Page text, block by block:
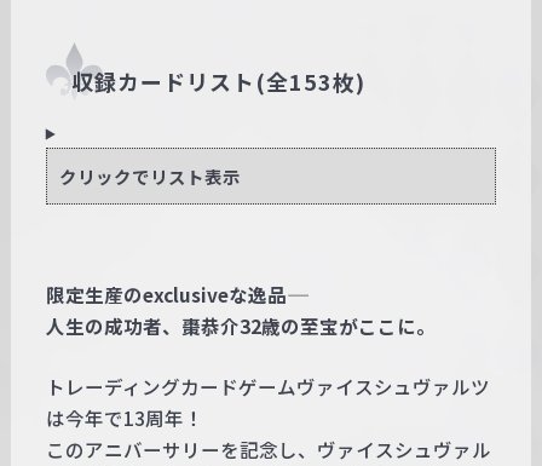
収録カードリスト(全153枚)
クリックでリスト表示
限定生産のexclusiveな逸品――
人生の成功者、棗恭介32歳の至宝がここに。
トレーディングカードゲームヴァイスシュヴァルツ
は今年で13周年！
このアニバーサリーを記念し、ヴァイスシュヴァル